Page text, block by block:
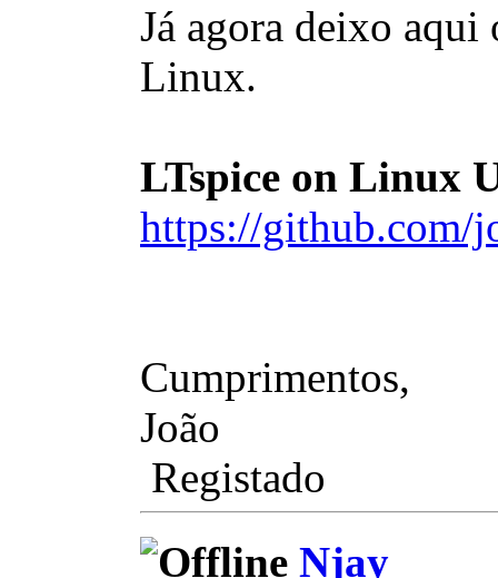
Já agora deixo
Linux.
LTspice on Linux
https://github.com/
Cumprimentos,
João
Registado
Njay